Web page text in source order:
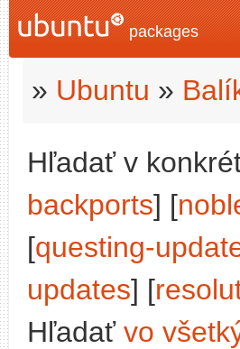
packages
» Ubuntu »
Hľadať v
backports] [
[questing-
updates] [
Hľadať vo